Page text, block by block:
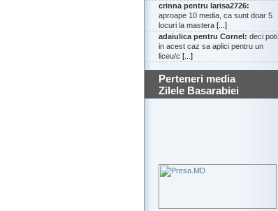
crinna pentru larisa2726:
aproape 10 media, ca sunt doar 5
locuri la mastera [...]
adaiulica pentru Cornel: deci poti
in acest caz sa aplici pentru un
liceu/c [...]
Perteneri media
Zilele Basarabiei